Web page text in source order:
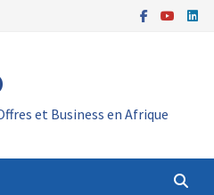
et Business en Afrique